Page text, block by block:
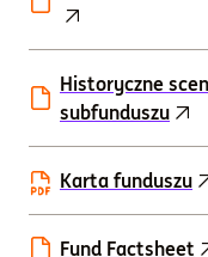
Historyczne
subfunduszu
Karta funduszu
Fund Factsheet